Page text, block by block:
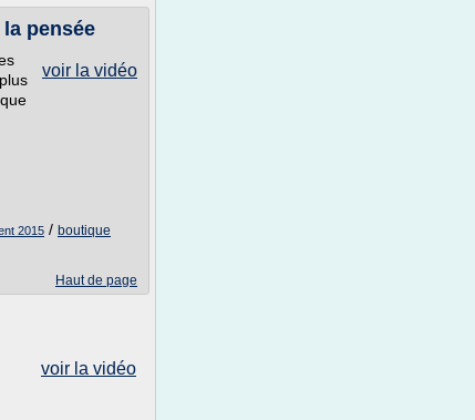
pensée
voir la vidéo
2015 / boutique
Haut de page
voir la vidéo